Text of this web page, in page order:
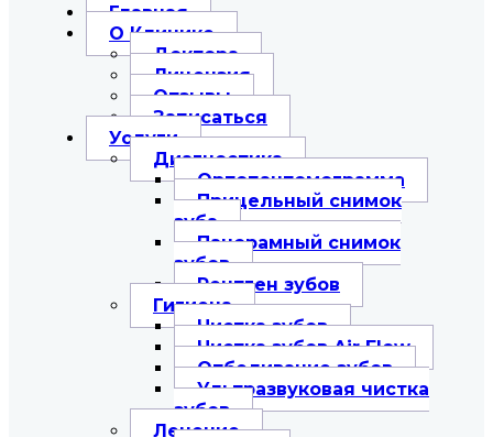
Главная
О Клинике
Доктора
Лицензия
Отзывы
Записаться
Услуги
Диагностика
Ортопантомограмма
Прицельный снимок
зуба
Панорамный снимок
зубов
Рентген зубов
Гигиена
Чистка зубов
Чистка зубов Air Flow
Отбеливание зубов
Ультразвуковая чистка
зубов
Лечение